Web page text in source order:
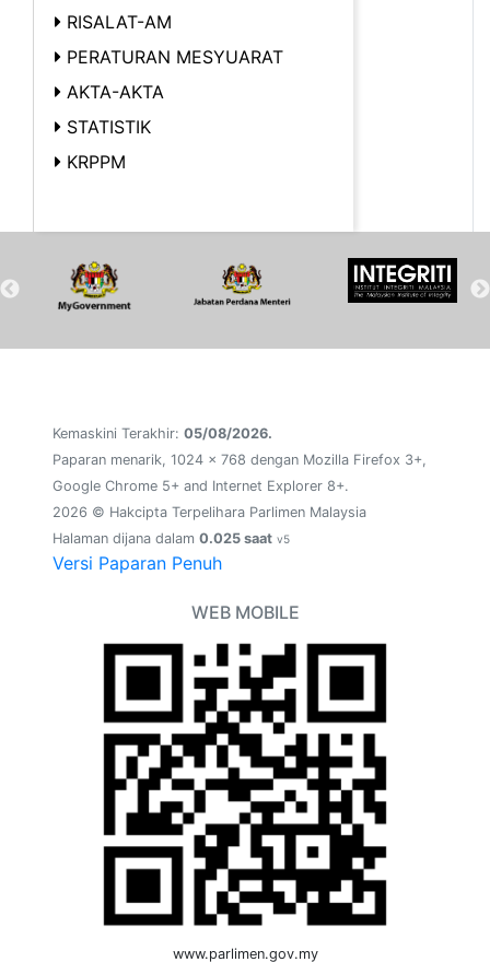
RISALAT-AM
PERATURAN MESYUARAT
AKTA-AKTA
STATISTIK
KRPPM
Kemaskini Terakhir: 05/08/2026.
Paparan menarik, 1024 x 768 dengan Mozilla Firefox 3+,
Google Chrome 5+ and Internet Explorer 8+.
2026 © Hakcipta Terpelihara Parlimen Malaysia
Halaman dijana dalam 0.025 saat v5
Versi Paparan Penuh
WEB MOBILE
www.parlimen.gov.my